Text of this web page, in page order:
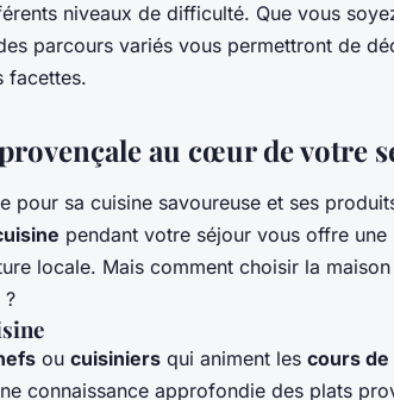
niveaux de difficulté. Que vous
parcours variés vous permettront de
facettes.
au cœur de votre
pour sa cuisine savoureuse et ses
pendant votre séjour vous offre une
locale. Mais comment choisir la
?
ou cuisiniers qui animent les cours de
connaissance approfondie des plats